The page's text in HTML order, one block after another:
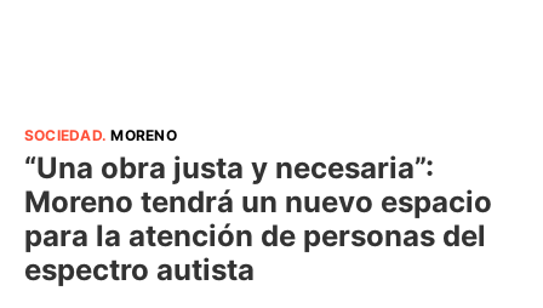
SOCIEDAD.MORENO
“Una obra justa y necesaria”:
Moreno tendrá un nuevo espacio
para la atención de personas del
espectro autista